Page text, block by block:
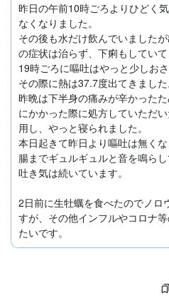
昨日の午前10時ごろよりひどく
なくなりました。
その後も水だけ飲んでいました
の症状は治らず、下痢もしていて
19時ごろに嘔吐はやっと少しお
その際に熱は37.7度出てきました
昨晩は下半身の痛みが辛かった
にかかった際に処方していただ
用し、やっと寝られました。
本日起きて昨日より嘔吐は無く
腸までギュルギュルと音を鳴らし
吐き気は続いています。
2日前に生牡蠣を食べたのでノロ
すが、その他インフルやコロナ
たいです。
bookmarks